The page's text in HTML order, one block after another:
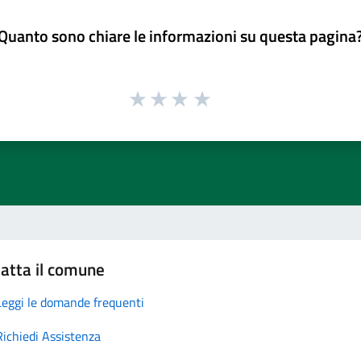
sono chiare le informazioni su questa
il comune
le domande frequenti
Assistenza